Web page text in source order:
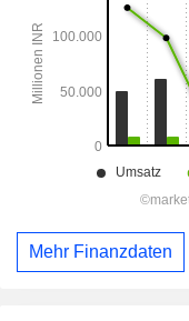
Mehr Finanzdaten